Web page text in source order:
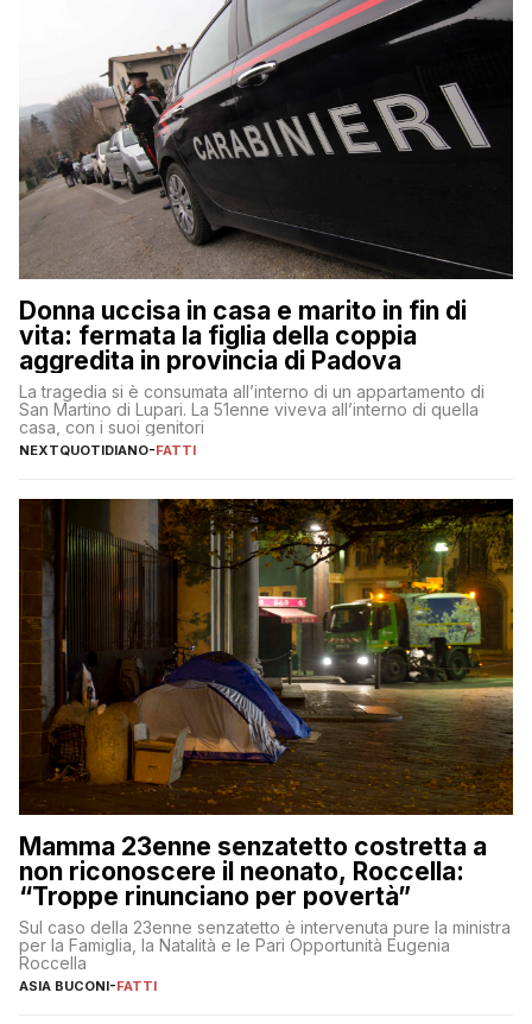
Donna uccisa in casa e marito in fin di
vita: fermata la figlia della coppia
aggredita in provincia di Padova
La tragedia si è consumata all’interno di un appartamento di
San Martino di Lupari. La 51enne viveva all’interno di quella
casa, con i suoi genitori
NEXTQUOTIDIANO-FATTI
Mamma 23enne senzatetto costretta a
non riconoscere il neonato, Roccella:
“Troppe rinunciano per povertà”
Sul caso della 23enne senzatetto è intervenuta pure la ministra
per la Famiglia, la Natalità e le Pari Opportunità Eugenia
Roccella
ASIA BUCONI-FATTI